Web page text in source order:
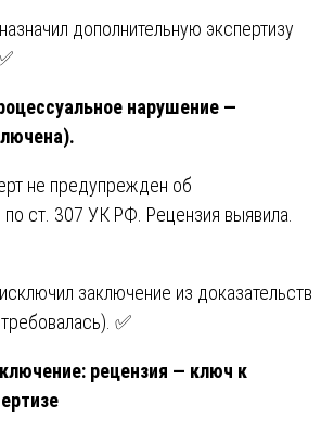
дополнительную экспертизу
нарушение —
не предупрежден об
по ст. 307 УК РФ. Рецензия выявила.
заключение из доказательств
✅
рецензия — ключ к